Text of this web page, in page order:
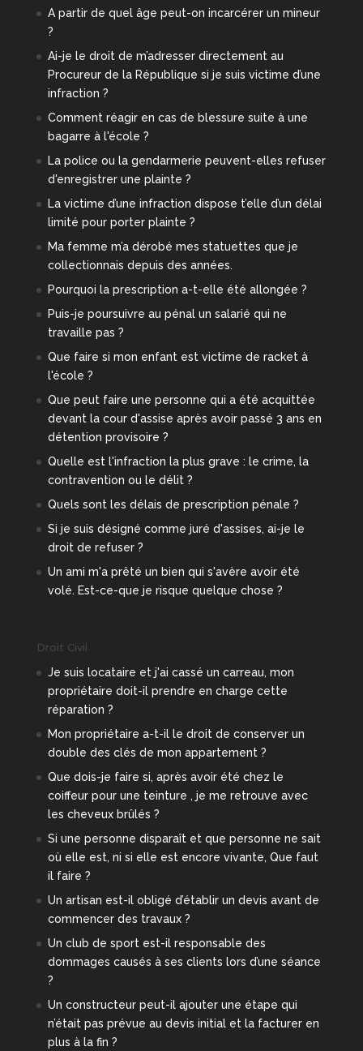
A partir de quel âge peut-on incarcérer un mineur
?
Ai-je le droit de m’adresser directement au
Procureur de la République si je suis victime d’une
infraction ?
Comment réagir en cas de blessure suite à une
bagarre à l'école ?
La police ou la gendarmerie peuvent-elles refuser
d'enregistrer une plainte ?
La victime d’une infraction dispose t’elle d’un délai
limité pour porter plainte ?
Ma femme m’a dérobé mes statuettes que je
collectionnais depuis des années.
Pourquoi la prescription a-t-elle été allongée ?
Puis-je poursuivre au pénal un salarié qui ne
travaille pas ?
Que faire si mon enfant est victime de racket à
l'école ?
Que peut faire une personne qui a été acquittée
devant la cour d'assise après avoir passé 3 ans en
détention provisoire ?
Quelle est l'infraction la plus grave : le crime, la
contravention ou le délit ?
Quels sont les délais de prescription pénale ?
Si je suis désigné comme juré d'assises, ai-je le
droit de refuser ?
Un ami m'a prêté un bien qui s'avère avoir été
volé. Est-ce-que je risque quelque chose ?
Droit Civil
Je suis locataire et j'ai cassé un carreau, mon
propriétaire doit-il prendre en charge cette
réparation ?
Mon propriétaire a-t-il le droit de conserver un
double des clés de mon appartement ?
Que dois-je faire si, après avoir été chez le
coiffeur pour une teinture , je me retrouve avec
les cheveux brûlés ?
Si une personne disparaît et que personne ne sait
où elle est, ni si elle est encore vivante, Que faut
il faire ?
Un artisan est-il obligé d’établir un devis avant de
commencer des travaux ?
Un club de sport est-il responsable des
dommages causés à ses clients lors d’une séance
?
Un constructeur peut-il ajouter une étape qui
n’était pas prévue au devis initial et la facturer en
plus à la fin ?